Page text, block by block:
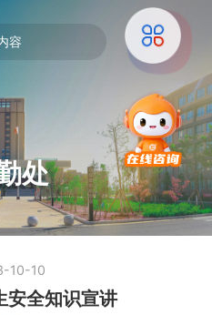
处
10-10
安全知识宣讲